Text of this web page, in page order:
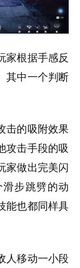
家根据手感反
其中一个判断
击的吸附效果
攻击手段的吸
家做出完美闪
步跳劈的动
能也都同样具
人移动一小段